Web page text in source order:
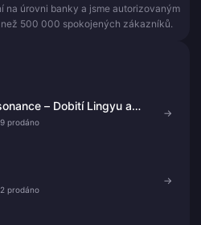
na úrovni banky a jsme autorizovaným
500 000 spokojených zákazníků.
– Dobití Lingyu a
prodáno
→
prodáno
→